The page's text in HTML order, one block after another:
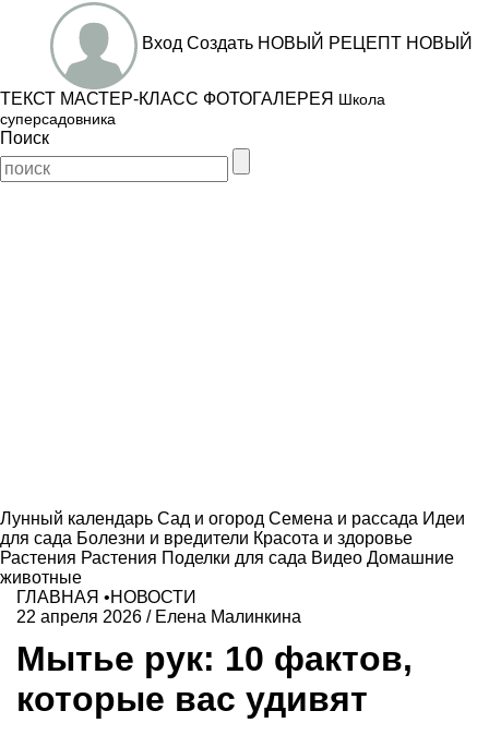
Вход Создать НОВЫЙ РЕЦЕПТ НОВЫЙ
ТЕКСТ МАСТЕР-КЛАСС ФОТОГАЛЕРЕЯ Школа
суперсадовника
Поиск
Лунный календарь Сад и огород Семена и рассада Идеи
для сада Болезни и вредители Красота и здоровье
Растения Растения Поделки для сада Видео Домашние
животные
ГЛАВНАЯ •НОВОСТИ
22 апреля 2026 / Елена Малинкина
Мытье рук: 10 фактов,
которые вас удивят